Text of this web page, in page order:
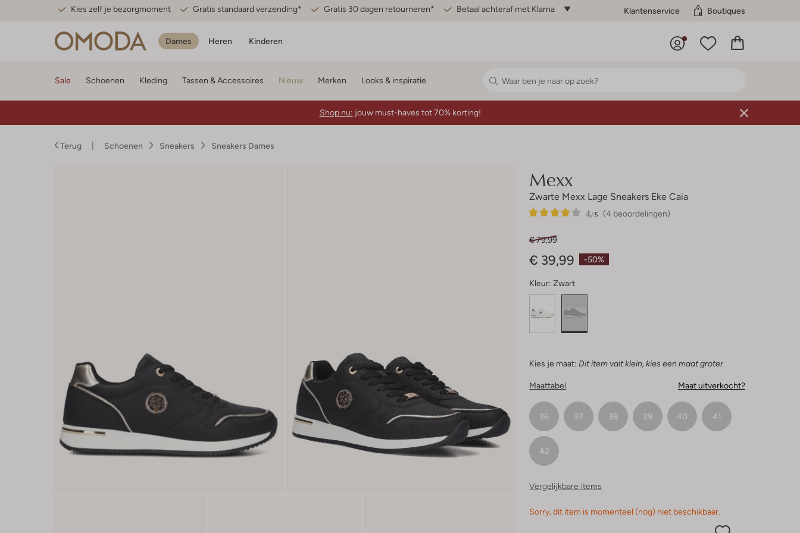
Kies zelf je bezorgmoment Gratis standaard verzending* Gratis 30 dagen retourneren* Betaal achteraf met Klarna Klantenservice Boutiques
Dames Heren Kinderen
Sale Schoenen Kleding Tassen & Accessoires Nieuw Merken Looks & inspiratie
Shop nu: jouw must-haves tot 70% korting!
Terug Schoenen Sneakers Sneakers Dames
Mexx
Zwarte Mexx Lage Sneakers Eke Caia
(4 beoordelingen)
4/5
4
4
-50%
€ 79,99
€ 39,99
Kleur: Zwart
Kies je maat: Dit item valt klein, kies een maat groter
Maattabel Maat uitverkocht?
36 37 38 39 40 41
42
Vergelijkbare items
Sorry, dit item is momenteel (nog) niet beschikbaar.